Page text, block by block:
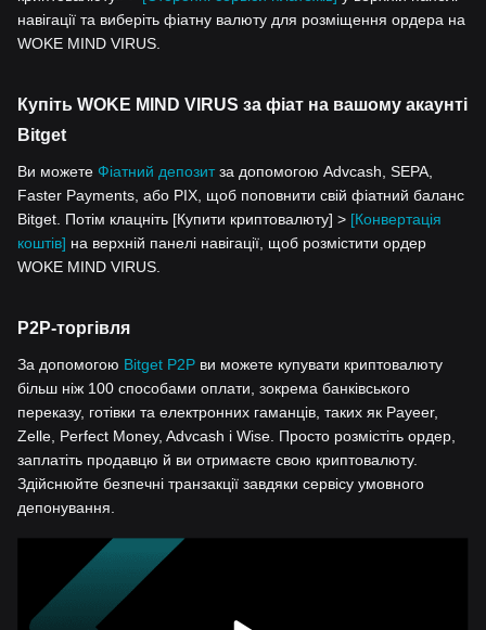
навігації та виберіть фіатну валюту для розміщення ордера на
WOKE MIND VIRUS.
Купіть WOKE MIND VIRUS за фіат на вашому акаунті
Bitget
Ви можете Фіатний депозитза допомогою Advcash, SEPA,
Faster Payments, або PIX, щоб поповнити свій фіатний баланс
Bitget. Потім клацніть [Купити криптовалюту] > [Конвертація
коштів] на верхній панелі навігації, щоб розмістити ордер
WOKE MIND VIRUS.
P2P-торгівля
За допомогою Bitget P2P ви можете купувати криптовалюту
більш ніж 100 способами оплати, зокрема банківського
переказу, готівки та електронних гаманців, таких як Payeer,
Zelle, Perfect Money, Advcash і Wise. Просто розмістіть ордер,
заплатіть продавцю й ви отримаєте свою криптовалюту.
Здійснюйте безпечні транзакції завдяки сервісу умовного
депонування.